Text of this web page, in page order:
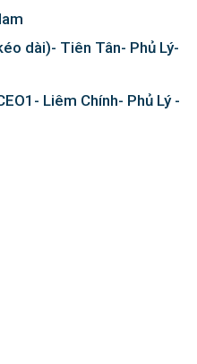
dài)- Tiên Tân- Phủ Lý-
Liêm Chính- Phủ Lý -